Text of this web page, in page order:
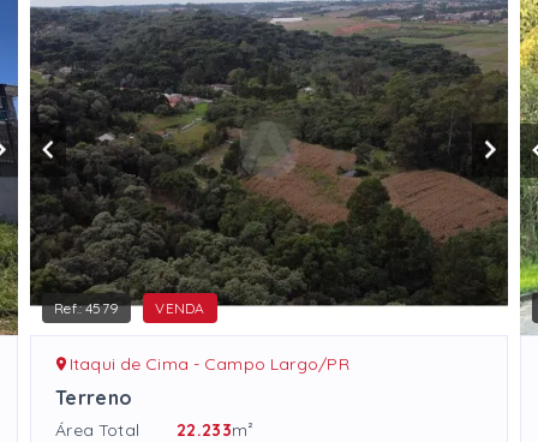
Ref.:4579 VENDA
Itaqui de Cima - Campo Largo/PR
Terreno
Área Total 22.233m²